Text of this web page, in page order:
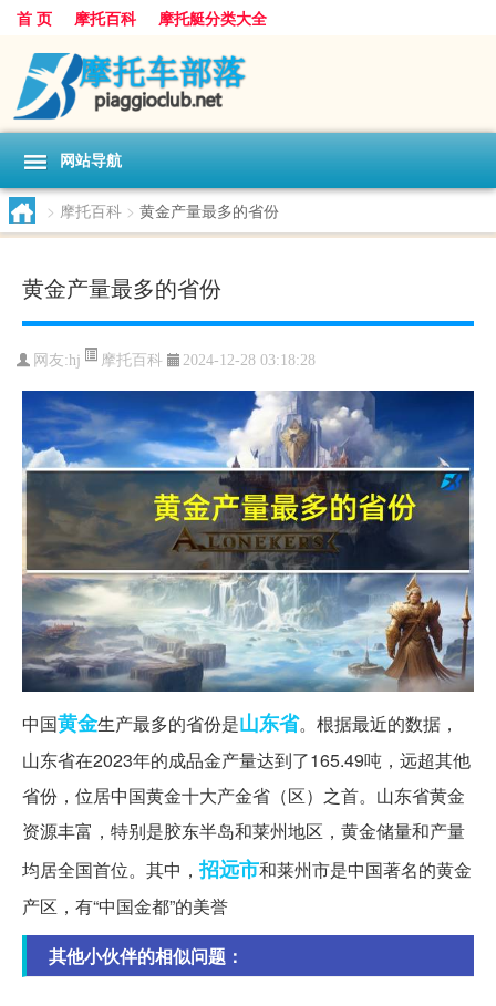
首 页 摩托百科 摩托艇分类大全
网站导航
> 摩托百科 > 黄金产量最多的省份
黄金产量最多的省份
网友:hj 摩托百科 2024-12-28 03:18:28
中国黄金生产最多的省份是山东省。根据最近的数据，
山东省在2023年的成品金产量达到了165.49吨，远超其他
省份，位居中国黄金十大产金省（区）之首。山东省黄金
资源丰富，特别是胶东半岛和莱州地区，黄金储量和产量
均居全国首位。其中，招远市和莱州市是中国著名的黄金
产区，有“中国金都”的美誉
其他小伙伴的相似问题：